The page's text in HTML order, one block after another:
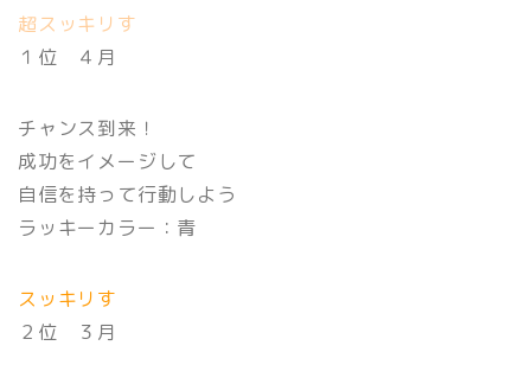
超スッキリす
１位 ４月
チャンス到来！
成功をイメージして
自信を持って行動しよう
ラッキーカラー：青
スッキリす
２位 ３月